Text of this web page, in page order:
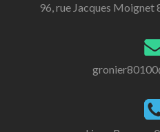
96, rue Jacques